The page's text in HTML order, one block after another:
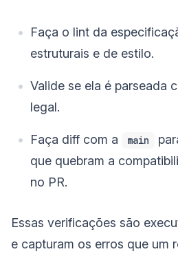
Faça o lint da
estruturais e de estilo.
Valide se ela é parseada
legal.
Faça diff com a main
que quebram a
no PR.
Essas verificações são
e capturam os erros que um